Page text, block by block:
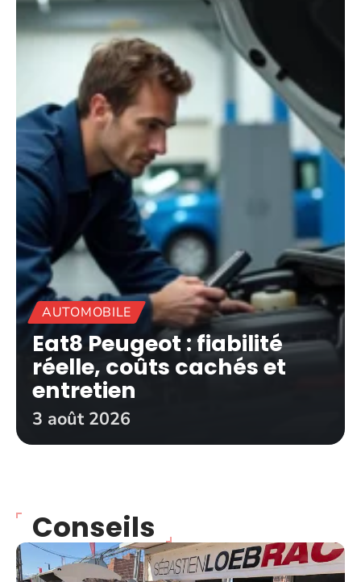
AUTOMOBILE
Eat8 Peugeot : fiabilité
réelle, coûts cachés et
entretien
3 août 2026
Conseils